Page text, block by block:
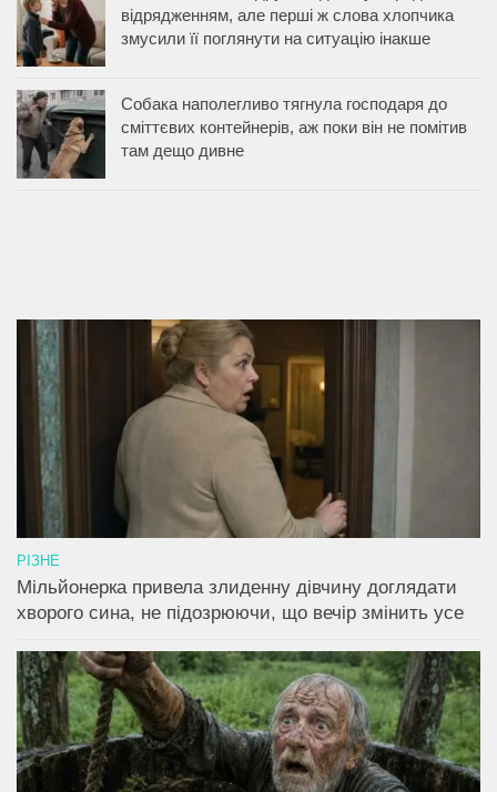
відрядженням, але перші ж слова хлопчика
змусили її поглянути на ситуацію інакше
Собака наполегливо тягнула господаря до
сміттєвих контейнерів, аж поки він не помітив
там дещо дивне
РІЗНЕ
Мільйонерка привела злиденну дівчину доглядати
хворого сина, не підозрюючи, що вечір змінить усе